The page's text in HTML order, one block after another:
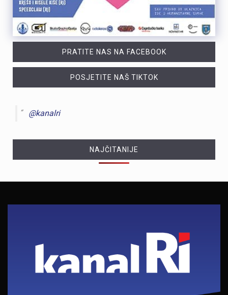
PRATITE NAS NA FACEBOOK
POSJETITE NAŠ TIKTOK
@kanalri
NAJČITANIJE